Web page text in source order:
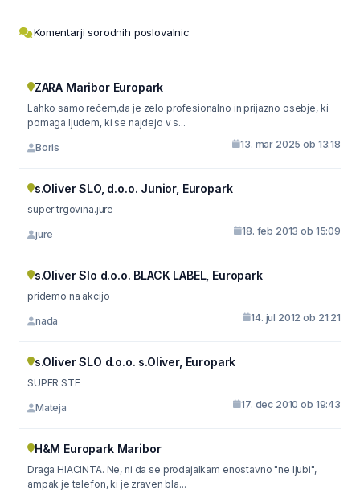
Komentarji sorodnih poslovalnic
ZARA Maribor Europark
Lahko samo rečem,da je zelo profesionalno in prijazno osebje, ki
pomaga ljudem, ki se najdejo v s...
Boris 13. mar 2025 ob 13:18
s.Oliver SLO, d.o.o. Junior, Europark
super trgovina.jure
jure 18. feb 2013 ob 15:09
s.Oliver Slo d.o.o. BLACK LABEL, Europark
pridemo na akcijo
nada 14. jul 2012 ob 21:21
s.Oliver SLO d.o.o. s.Oliver, Europark
SUPER STE
Mateja 17. dec 2010 ob 19:43
H&M Europark Maribor
Draga HIACINTA. Ne, ni da se prodajalkam enostavno "ne ljubi",
ampak je telefon, ki je zraven bla...